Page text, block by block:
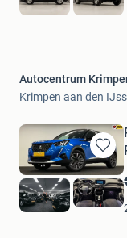
Autocentrum
Krimpen aan den
Bewaren
in
Mijn